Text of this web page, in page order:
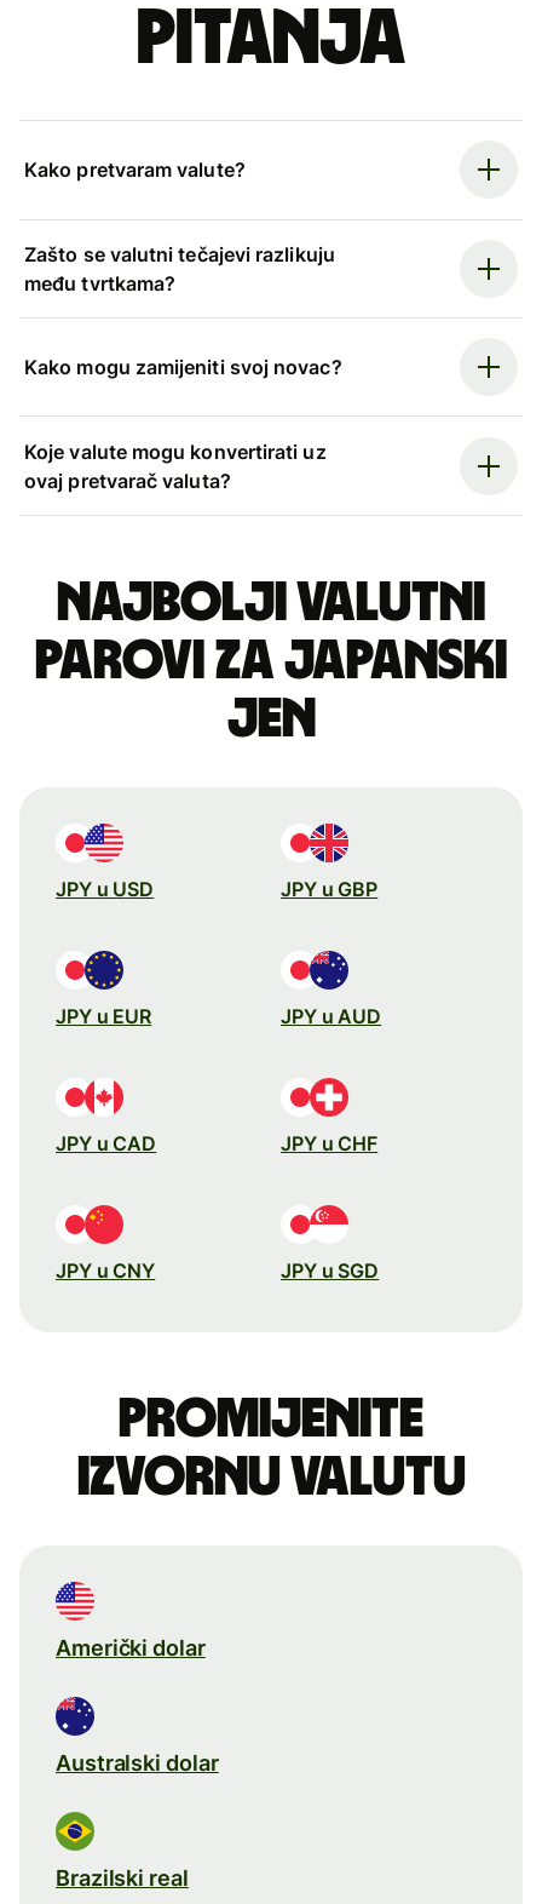
pitanja
Kako pretvaram valute?
Zašto se valutni tečajevi razlikuju
među tvrtkama?
Kako mogu zamijeniti svoj novac?
Koje valute mogu konvertirati uz
ovaj pretvarač valuta?
Najbolji valutni
parovi za japanski
jen
JPY u USD JPY u GBP
JPY u EUR JPY u AUD
JPY u CAD JPY u CHF
JPY u CNY JPY u SGD
Promijenite
izvornu valutu
Američki dolar
Australski dolar
Brazilski real